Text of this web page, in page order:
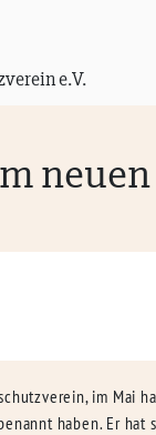
e.V.
im Mai
haben. Er